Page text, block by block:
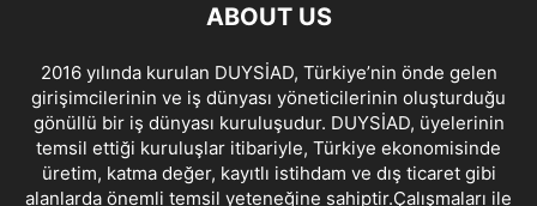
ABOUT US
2016 yılında kurulan DUYSİAD, Türkiye’nin önde gelen
girişimcilerinin ve iş dünyası yöneticilerinin oluşturduğu
gönüllü bir iş dünyası kuruluşudur. DUYSİAD, üyelerinin
temsil ettiği kuruluşlar itibariyle, Türkiye ekonomisinde
üretim, katma değer, kayıtlı istihdam ve dış ticaret gibi
alanlarda önemli temsil yeteneğine sahiptir.Çalışmaları ile